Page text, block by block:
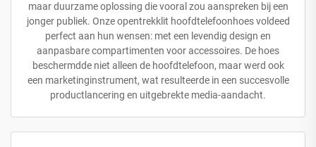
maar duurzame oplossing die vooral zou aanspreken bij een
jonger publiek. Onze opentrekklit hoofdtelefoonhoes voldeed
perfect aan hun wensen: met een levendig design en
aanpasbare compartimenten voor accessoires. De hoes
beschermdde niet alleen de hoofdtelefoon, maar werd ook
een marketinginstrument, wat resulteerde in een succesvolle
productlancering en uitgebrekte media-aandacht.